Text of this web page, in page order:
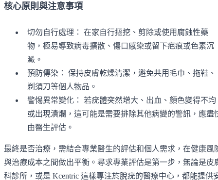
核心原則與注意事項
切勿自行處理： 在家自行摳挖、剪除或使用腐蝕性藥
物，極易導致病毒擴散、傷口感染或留下疤痕或色素沉
澱。
預防傳染： 保持皮膚乾燥清潔，避免共用毛巾、拖鞋、
剃須刀等個人物品。
警惕異常變化： 若疣體突然增大、出血、顏色變得不均
或出現潰爛，這可能是需要排除其他病變的警訊，應盡
由醫生評估。
最終是否治療，需結合專業醫生的評估和個人需求，在健康風
與治療成本之間做出平衡。尋求專業評估是第一步，無論是皮
科診所，或是 Kcentric 這樣專注於脫疣的醫療中心，都能提供